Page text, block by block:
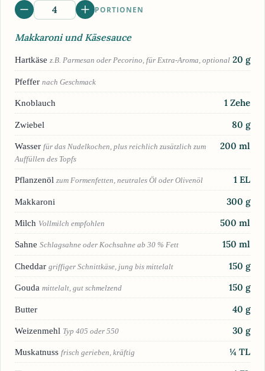
PORTIONEN
Makkaroni und Käsesauce
Hartkäse z.B. Parmesan oder Pecorino, für Extra-Aroma, optional 20 g
Pfeffer nach Geschmack
Knoblauch 1 Zehe
Zwiebel 80 g
Wasser für das Nudelkochen, plus reichlich zusätzlich zum
Auffüllen des Topfs
200 ml
Pflanzenöl zum Formenfetten, neutrales Öl oder Olivenöl 1 EL
Makkaroni 300 g
Milch Vollmilch empfohlen 500 ml
Sahne Schlagsahne oder Kochsahne ab 30 % Fett 150 ml
Cheddar griffiger Schnittkäse, jung bis mittelalt 150 g
Gouda mittelalt, gut schmelzend 150 g
Butter 40 g
Weizenmehl Typ 405 oder 550 30 g
Muskatnuss frisch gerieben, kräftig ¼ TL